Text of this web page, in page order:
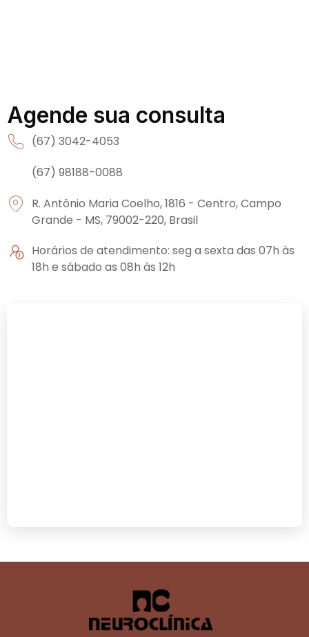
Agende sua consulta
(67) 3042-4053
(67) 98188-0088
R. Antônio Maria Coelho, 1816 - Centro, Campo
Grande - MS, 79002-220, Brasil
Horários de atendimento: seg a sexta das 07h às
18h e sábado as 08h às 12h